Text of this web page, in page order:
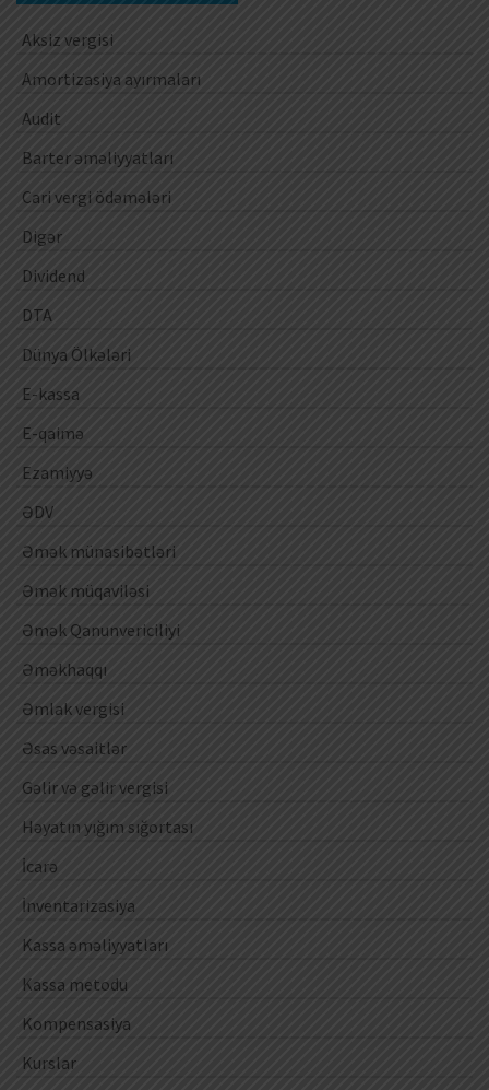
Aksiz vergisi
Amortizasiya ayırmaları
Audit
Barter əməliyyatları
Cari vergi ödəmələri
Digər
Dividend
DTA
Dünya Ölkələri
E-kassa
E-qaimə
Ezamiyyə
ƏDV
Əmək münasibətləri
Əmək müqaviləsi
Əmək Qanunvericiliyi
Əməkhaqqı
Əmlak vergisi
Əsas vəsaitlər
Gəlir və gəlir vergisi
Həyatın yığım sığortası
İcarə
İnventarizasiya
Kassa əməliyyatları
Kassa metodu
Kompensasiya
Kurslar